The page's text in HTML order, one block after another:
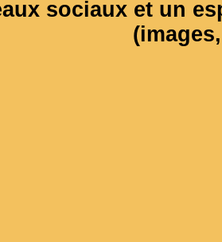
sociaux et un